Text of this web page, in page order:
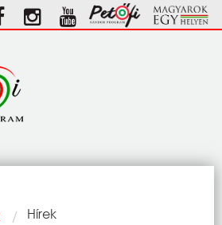
Current:
Hírek